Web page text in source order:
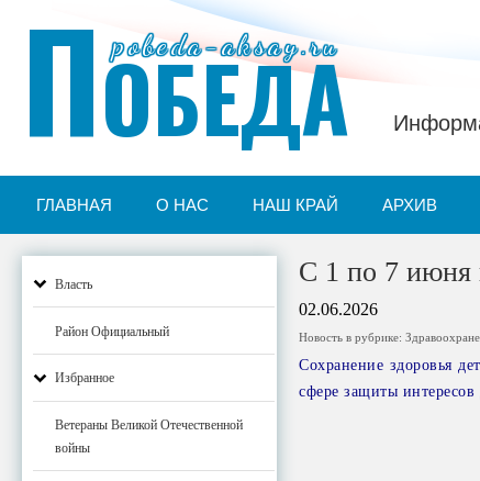
pobeda-aksay.ru
ПОБЕДА
ГЛАВНАЯ О НАС НАШ КРАЙ АРХИВ
Власть
Район Официальный
Избранное
Ветераны Великой Отечественной
войны
С 1 по 7 июня
02.06.2026
Новость в рубрике:
Сохранение здоровья
сфере защиты интересов